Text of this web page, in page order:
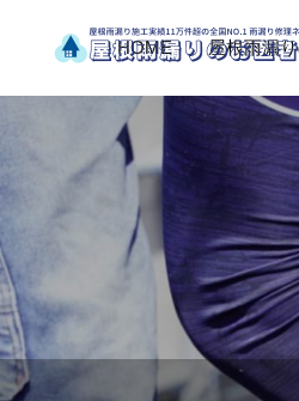
HOME 屋根雨漏